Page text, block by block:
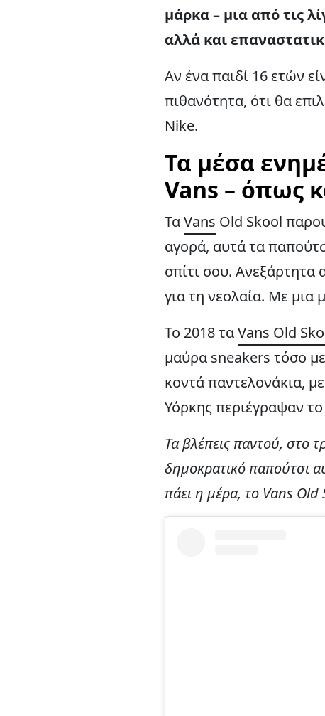
μάρκα – μια από τις
αλλά και
Αν ένα παιδί 16 ετών
πιθανότητα, ότι θα
Nike.
Τα μέσα
Vans – όπως
ΤαVans Old Skool
αγορά, αυτά τα
σπίτι σου. Ανεξάρτητα
για τη νεολαία. Με μια
Το 2018 ταVans Old
μαύρα sneakers τόσο
κοντά παντελονάκια,
Υόρκης περιέγραψαν
Τα βλέπεις παντού, στο
δημοκρατικό παπούτσι
πάει η μέρα, το Vans Old